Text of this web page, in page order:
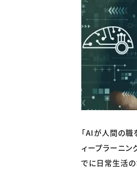
「AIが人間の職
ィープラーニン
でに日常生活の